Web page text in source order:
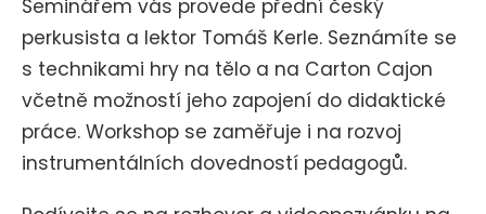
Seminářem vás provede přední český
perkusista a lektor Tomáš Kerle. Seznámíte se
s technikami hry na tělo a na Carton Cajon
včetně možností jeho zapojení do didaktické
práce. Workshop se zaměřuje i na rozvoj
instrumentálních dovedností pedagogů.